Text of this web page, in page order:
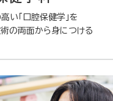
い「口腔保健学」を
の両面から身につける